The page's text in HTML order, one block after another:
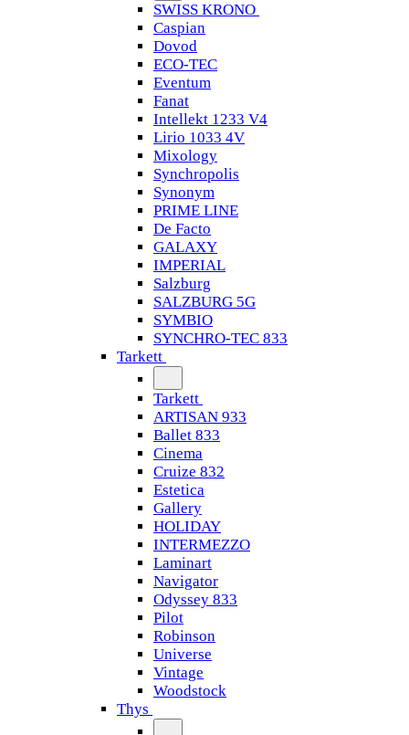
SWISS KRONO
Caspian
Dovod
ECO-TEC
Eventum
Fanat
Intellekt 1233 V4
Lirio 1033 4V
Mixology
Synchropolis
Synonym
PRIME LINE
De Facto
GALAXY
IMPERIAL
Salzburg
SALZBURG 5G
SYMBIO
SYNCHRO-TEC 833
Tarkett
Tarkett
ARTISAN 933
Ballet 833
Cinema
Cruize 832
Estetica
Gallery
HOLIDAY
INTERMEZZO
Laminart
Navigator
Odyssey 833
Pilot
Robinson
Universe
Vintage
Woodstock
Thys